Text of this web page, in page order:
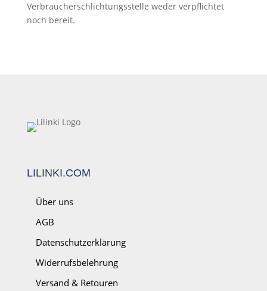
Verbraucherschlichtungsstelle weder verpflichtet
noch bereit.
LILINKI.COM
Über uns
AGB
Datenschutzerklärung
Widerrufsbelehrung
Versand & Retouren